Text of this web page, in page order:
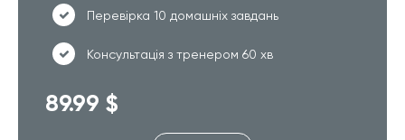
Перевірка 10 домашніх завдань
Консультація з тренером 60 хв
89.99 $